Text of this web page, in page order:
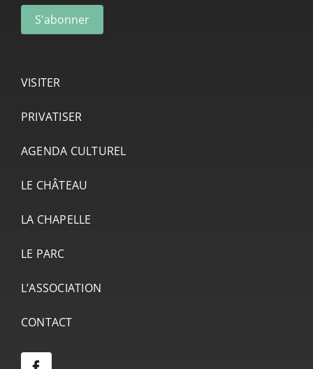
VISITER
PRIVATISER
AGENDA CULTUREL
LE CHÂTEAU
LA CHAPELLE
LE PARC
L’ASSOCIATION
CONTACT